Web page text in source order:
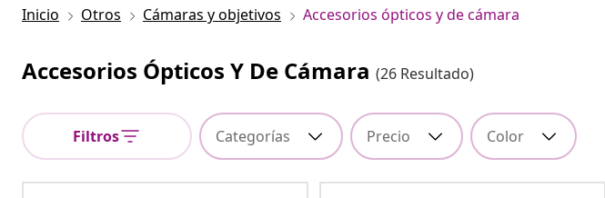
Inicio Otros Cámaras y objetivos Accesorios ópticos y de cámara
Accesorios Ópticos Y De Cámara (26 Resultado)
Filtros Categorías Precio Color